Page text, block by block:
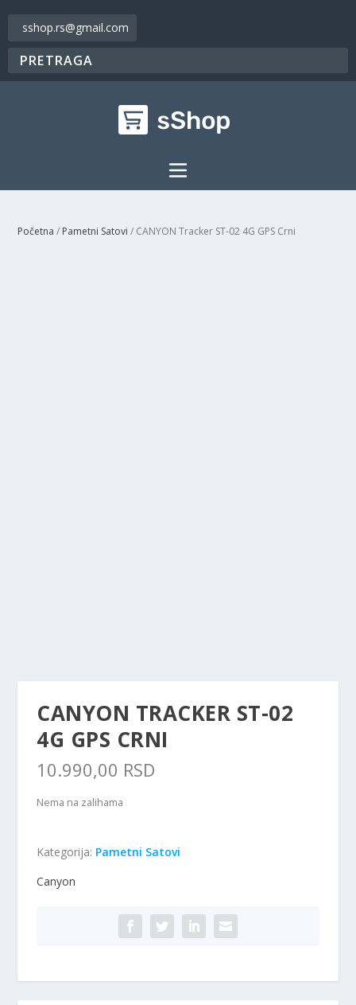
sshop.rs@gmail.com
Početna / Pametni Satovi / CANYON Tracker ST-02 4G GPS Crni
CANYON TRACKER ST-02
4G GPS CRNI
10.990,00 RSD
Nema na zalihama
Kategorija: Pametni Satovi
Canyon